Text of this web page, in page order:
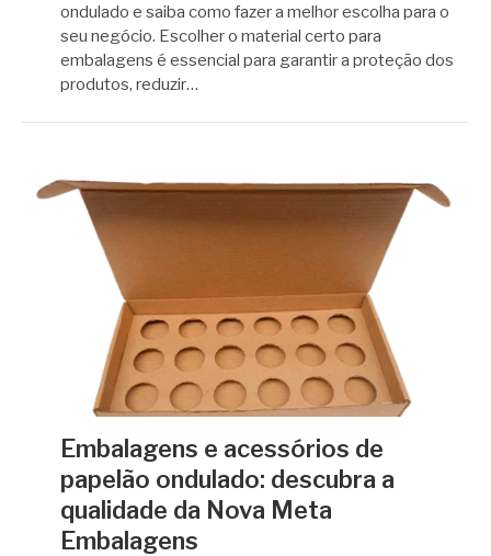
ondulado e saiba como fazer a melhor escolha para o
seu negócio. Escolher o material certo para
embalagens é essencial para garantir a proteção dos
produtos, reduzir…
Embalagens e acessórios de
papelão ondulado: descubra a
qualidade da Nova Meta
Embalagens